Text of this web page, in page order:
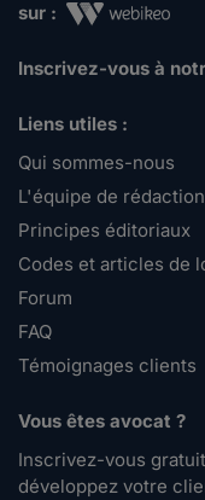
sur :
Inscrivez-vous à
Liens utiles :
Qui sommes-nous
L'équipe de rédaction
Principes éditoriaux
Codes et articles de
Forum
FAQ
Témoignages clients
Vous êtes avocat ?
Inscrivez-vous
développez votre